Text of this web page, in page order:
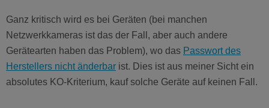
Ganz kritisch wird es bei Geräten (bei manchen
Netzwerkkameras ist das der Fall, aber auch andere
Gerätearten haben das Problem), wo das Passwort des
Herstellers nicht änderbar ist. Dies ist aus meiner Sicht ein
absolutes KO-Kriterium, kauf solche Geräte auf keinen Fall.